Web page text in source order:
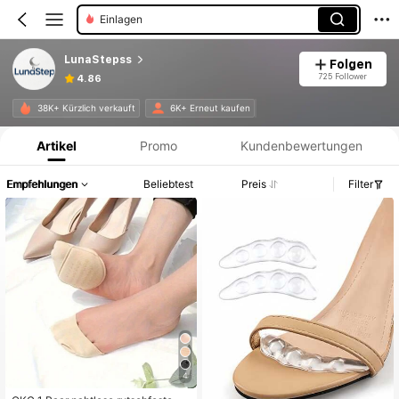
Schuhspanner
LunaStepss
4.86
Folgen
725 Follower
38K+ Kürzlich verkauft 6K+ Erneut kaufen
Produktinformation: Preisangabe, Verkaufs- und Lagerbestandsdetails.
Artikel Promo Kundenbewertungen
Empfehlungen Beliebtest Preis Filter
4